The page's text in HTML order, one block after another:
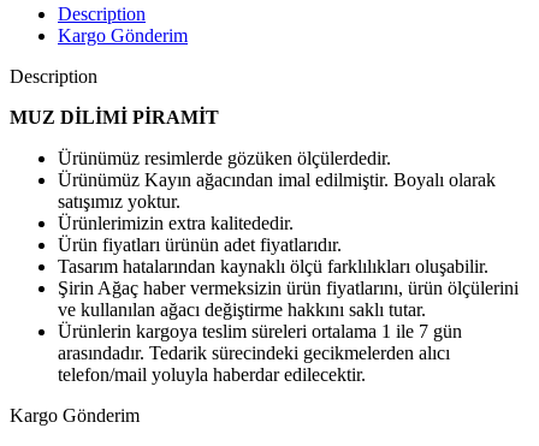
Description
Kargo Gönderim
Description
MUZ DİLİMİ PİRAMİT
Ürünümüz resimlerde gözüken ölçülerdedir.
Ürünümüz Kayın ağacından imal edilmiştir. Boyalı olarak
satışımız yoktur.
Ürünlerimizin extra kalitededir.
Ürün fiyatları ürünün adet fiyatlarıdır.
Tasarım hatalarından kaynaklı ölçü farklılıkları oluşabilir.
Şirin Ağaç haber vermeksizin ürün fiyatlarını, ürün ölçülerini
ve kullanılan ağacı değiştirme hakkını saklı tutar.
Ürünlerin kargoya teslim süreleri ortalama 1 ile 7 gün
arasındadır. Tedarik sürecindeki gecikmelerden alıcı
telefon/mail yoluyla haberdar edilecektir.
Kargo Gönderim